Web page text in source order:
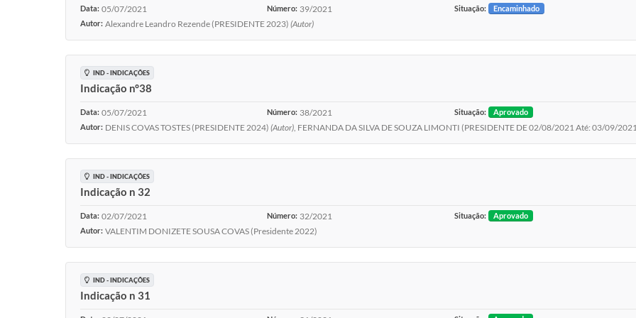
Data: 05/07/2021 Número: 39/2021 Situação:
Encaminhado
Autor: Alexandre Leandro Rezende (PRESIDENTE 2023) (Autor)
IND - INDICAÇÕES
Indicação n°38
Data: 05/07/2021 Número: 38/2021 Situação:
Aprovado
Autor: DENIS COVAS TOSTES (PRESIDENTE 2024) (Autor), FERNANDA DA SILVA DE SOUZA LIMONTI (PRESIDENTE DE 02/08/2021 Até: 03/09/
IND - INDICAÇÕES
Indicação n 32
Data: 02/07/2021 Número: 32/2021 Situação:
Aprovado
Autor: VALENTIM DONIZETE SOUSA COVAS (Presidente 2022)
IND - INDICAÇÕES
Indicação n 31